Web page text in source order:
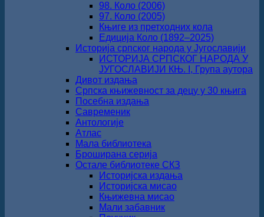
98. Коло (2006)
97. Коло (2005)
Књиге из претходних кола
Едиција Коло (1892‒2025)
Историја српског народа у Југославији
ИСТОРИЈА СРПСКОГ НАРОДА У
ЈУГОСЛАВИЈИ КЊ. I, Група аутора
Дивот издања
Српска књижевност за децу у 30 књига
Посебна издања
Савременик
Антологије
Атлас
Мала библиотека
Броширана серија
Остале библиотеке СКЗ
Историјска издања
Историјска мисао
Књижевна мисао
Мали забавник